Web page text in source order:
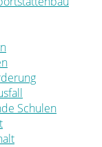
Schulen